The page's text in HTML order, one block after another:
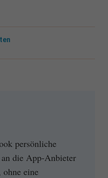
persönliche
die App-Anbieter
ohne eine